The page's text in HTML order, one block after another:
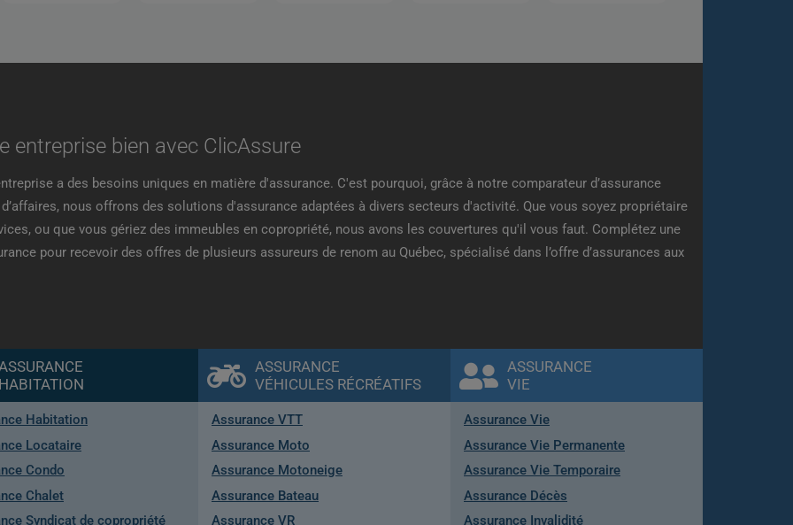
entreprise bien avec ClicAssure
a des besoins uniques en matière d'assurance. C'est pourquoi, grâce à notre comparateur d’assurance
nous offrons des solutions d'assurance adaptées à divers secteurs d'activité. Que vous soyez propriétaire
ou que vous gériez des immeubles en copropriété, nous avons les couvertures qu'il vous faut. Complétez une
pour recevoir des offres de plusieurs assureurs de renom au Québec, spécialisé dans l’offre d’assurances aux
Habitation
Locataire
Condo
Chalet
Syndicat de copropriété
ASSURANCE
VÉHICULES RÉCRÉATIFS
Assurance VTT
Assurance Moto
Assurance Motoneige
Assurance Bateau
Assurance VR
ASSURANCE
VIE
Assurance Vie
Assurance Vie Permanente
Assurance Vie Temporaire
Assurance Décès
Assurance Invalidité